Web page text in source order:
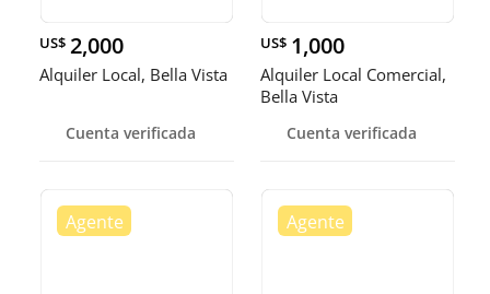
US$ 2,000
Alquiler Local, Bella Vista
Cuenta verificada
US$ 1,000
Alquiler Local Comercial,
Bella Vista
Cuenta verificada